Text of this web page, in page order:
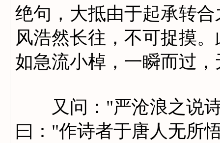
绝句，大抵由于起承转
风浩然长往，不可捉摸
如急流小棹，一瞬而过
又问："严沧浪之说诗
曰："作诗者于唐人无所